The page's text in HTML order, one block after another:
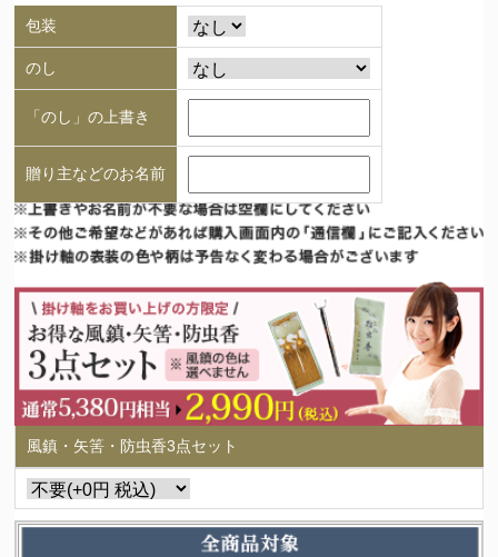
包装
のし
「のし」の上書き
贈り主などのお名前
風鎮・矢筈・防虫香3点セット